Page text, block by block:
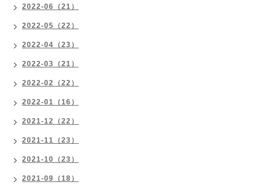
2022-06（21）
2022-05（22）
2022-04（23）
2022-03（21）
2022-02（22）
2022-01（16）
2021-12（22）
2021-11（23）
2021-10（23）
2021-09（18）